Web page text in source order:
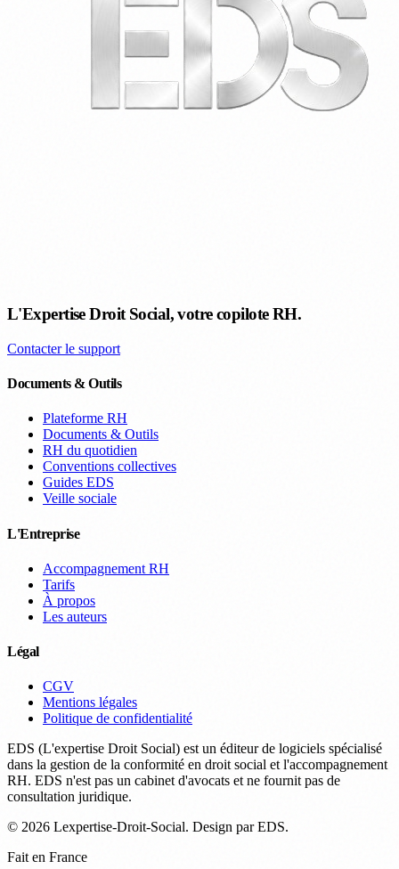
L'Expertise Droit Social, votre copilote RH.
Contacter le support
Documents & Outils
Plateforme RH
Documents & Outils
RH du quotidien
Conventions collectives
Guides EDS
Veille sociale
L'Entreprise
Accompagnement RH
Tarifs
À propos
Les auteurs
Légal
CGV
Mentions légales
Politique de confidentialité
EDS (L'expertise Droit Social) est un éditeur de logiciels spécialisé
dans la gestion de la conformité en droit social et l'accompagnement
RH. EDS n'est pas un cabinet d'avocats et ne fournit pas de
consultation juridique.
© 2026 Lexpertise-Droit-Social. Design par EDS.
Fait en France